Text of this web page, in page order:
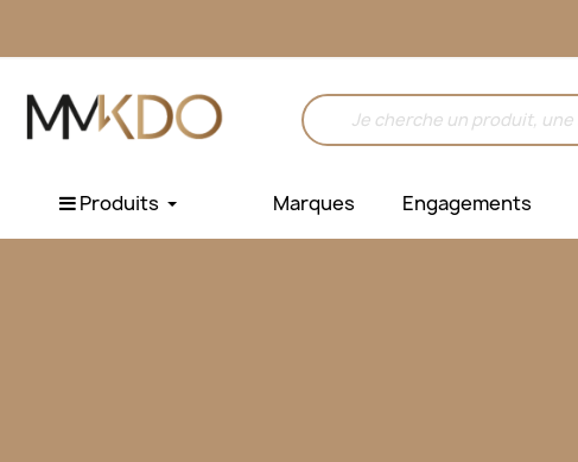
Produits Marques Engagements